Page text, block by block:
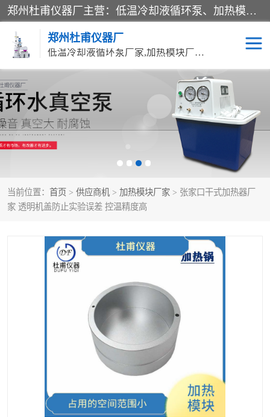
郑州杜甫仪器厂主营：低温冷却液循环泵、加热模块、水热合成反应釜、水油浴锅、旋转蒸发器、循环水真空泵等产品。郑州杜甫仪器厂在众多的教学仪器行业中依靠科技力量扬长避短、迅速发展，成为国家教委*生产教学仪器的厂家，产品具有国内良好水平，主导产品通过ISO9002质量认证。
郑州杜甫仪器厂
低温冷却液循环泵厂家,加热模块厂家,水热合成反应釜厂家,水油浴锅厂家,旋转蒸发器厂家
当前位置： 首页 > 供应商机 > 加热模块厂家 > 张家口干式加热器厂
家 透明机盖防止实验误差 控温精度高
循环水真空泵厂家 水热合成反应釜厂家
低温冷却液循环泵厂家 加热模块厂家
气流烘干器
旋转蒸发器厂家 双层玻璃反应釜10L
高温循环油浴锅母 五抽头循环水真空泵
多功能油浴锅
低温恒温反应浴槽
电动搅拌器